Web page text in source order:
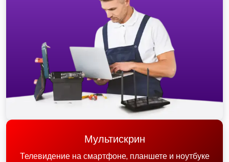
Мультискрин
Телевидение на смартфоне, планшете и ноутбуке